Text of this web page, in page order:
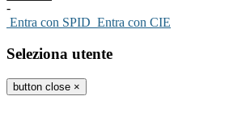
-
Entra con SPID Entra con CIE
Seleziona utente
button close ×